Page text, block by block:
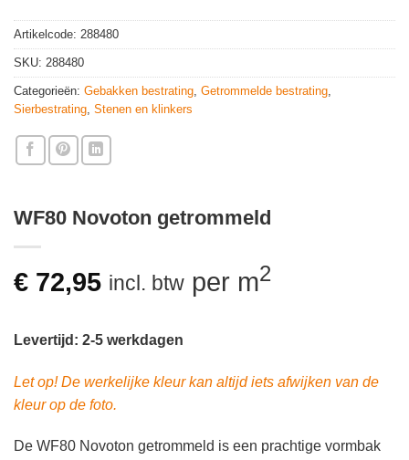
Artikelcode: 288480
SKU: 288480
Categorieën: Gebakken bestrating Getrommelde bestrating
Sierbestrating Stenen en klinkers
WF80 Novoton getrommeld
€ 72,95 incl. btw per m2
Levertijd: 2-5 werkdagen
Let op! De werkelijke kleur kan altijd iets afwijken van de
kleur op de foto.
De WF80 Novoton getrommeld is een prachtige vormbak